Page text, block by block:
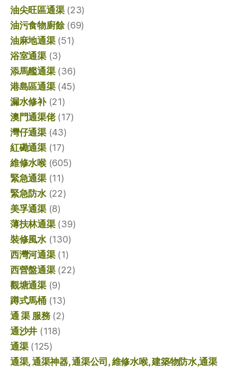
油尖旺區通渠(23)
油污食物廚餘(69)
油麻地通渠(51)
浴室通渠(3)
添馬艦通渠(36)
港島區通渠(45)
漏水修补(21)
澳門通渠佬(17)
灣仔通渠(43)
紅磡通渠(17)
維修水喉(605)
緊急通渠(11)
緊急防水(22)
美孚通渠(8)
薄扶林通渠(39)
裝修風水(130)
西灣河通渠(1)
西營盤通渠(22)
觀塘通渠(9)
蹲式馬桶(13)
通 渠 服務(2)
通沙井 (118)
通渠(125)
通渠, 通渠神器, 通渠公司, 維修水喉, 建築物防水,通渠